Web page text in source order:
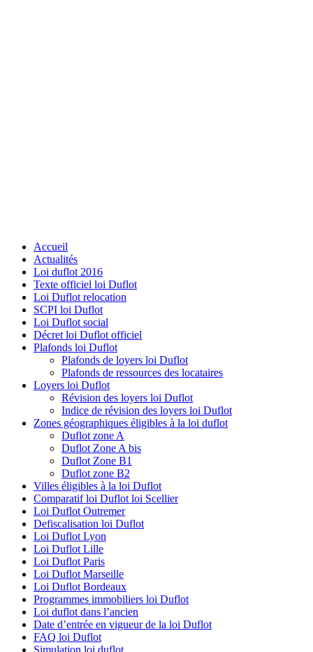
Accueil
Actualités
Loi duflot 2016
Texte officiel loi Duflot
Loi Duflot relocation
SCPI loi Duflot
Loi Duflot social
Décret loi Duflot officiel
Plafonds loi Duflot
Plafonds de loyers loi Duflot
Plafonds de ressources des locataires
Loyers loi Duflot
Révision des loyers loi Duflot
Indice de révision des loyers loi Duflot
Zones géographiques éligibles à la loi duflot
Duflot zone A
Duflot Zone A bis
Duflot Zone B1
Duflot zone B2
Villes éligibles à la loi Duflot
Comparatif loi Duflot loi Scellier
Loi Duflot Outremer
Defiscalisation loi Duflot
Loi Duflot Lyon
Loi Duflot Lille
Loi Duflot Paris
Loi Duflot Marseille
Loi Duflot Bordeaux
Programmes immobiliers loi Duflot
Loi duflot dans l’ancien
Date d’entrée en vigueur de la loi Duflot
FAQ loi Duflot
Simulation loi duflot